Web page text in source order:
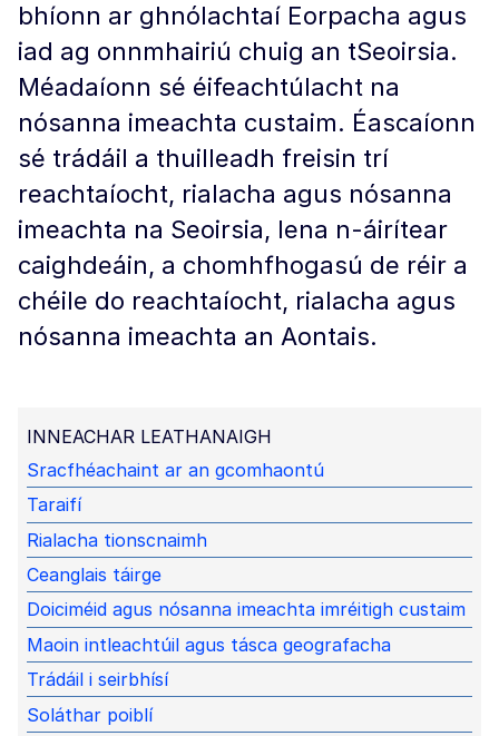
bhíonn ar ghnólachtaí Eorpacha agus
iad ag onnmhairiú chuig an tSeoirsia.
Méadaíonn sé éifeachtúlacht na
nósanna imeachta custaim. Éascaíonn
sé trádáil a thuilleadh freisin trí
reachtaíocht, rialacha agus nósanna
imeachta na Seoirsia, lena n-áirítear
caighdeáin, a chomhfhogasú de réir a
chéile do reachtaíocht, rialacha agus
nósanna imeachta an Aontais.
INNEACHAR LEATHANAIGH
Sracfhéachaint ar an gcomhaontú
Taraifí
Rialacha tionscnaimh
Ceanglais táirge
Doiciméid agus nósanna imeachta imréitigh custaim
Maoin intleachtúil agus tásca geografacha
Trádáil i seirbhísí
Soláthar poiblí